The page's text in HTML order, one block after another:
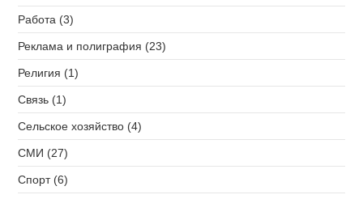
Работа (3)
Реклама и полиграфия (23)
Религия (1)
Связь (1)
Сельское хозяйство (4)
СМИ (27)
Спорт (6)